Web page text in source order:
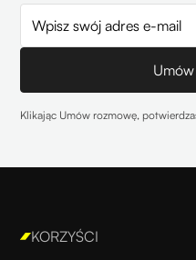
Klikając Umów rozmowę,
KORZYŚCI